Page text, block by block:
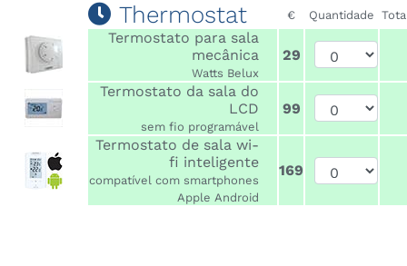
Thermostat € Quantidade
Termostato para sala
mecânica
Watts Belux
29
Termostato da sala do
LCD
sem fio programável
99
Termostato de sala wi-
fi inteligente
compatível com smartphones
Apple Android
169